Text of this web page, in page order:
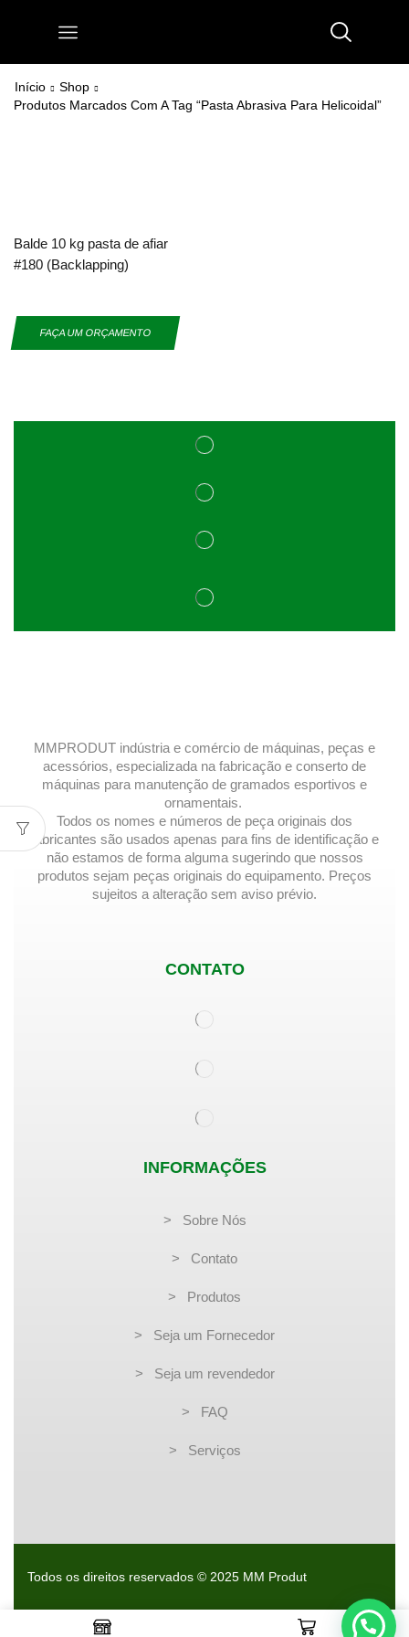
Início
Shop
Produtos Marcados Com A Tag “pasta Abrasiva Para Helicoidal”
Balde 10 kg pasta de afiar
#180 (Backlapping)
FAÇA UM ORÇAMENTO
MMPRODUT indústria e comércio de máquinas, peças e
acessórios, especializada na fabricação e conserto de
máquinas para manutenção de gramados esportivos e
ornamentais.
Todos os nomes e números de peça originais dos
fabricantes são usados ​​apenas para fins de identificação e
não estamos de forma alguma sugerindo que nossos
produtos sejam peças originais do equipamento. Preços
sujeitos a alteração sem aviso prévio.
CONTATO
INFORMAÇÕES
> Sobre Nós
> Contato
> Produtos
> Seja um Fornecedor
> Seja um revendedor
> FAQ
> Serviços
Todos os direitos reservados © 2025 MM Produt